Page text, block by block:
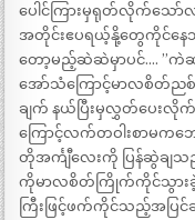
ပေါင်ကြားမှရုတ်လိုက်သေ
အတိုင်းဧပရယ့်နို့တွေကိုင်
တော့မည့်ဆဲဆဲမှာပင်…. ”ကဲ
အော်သံကြောင့်မာလစိတ်ည
ချက် နယ်ပြီးမှလွှတ်ပေး
ကြောင့်လက်တဝါးစာမကဘေ
တိုအင်္ကျီလေးကို ပြန်ဆွဲချသ
ကိုမာလစိတ်ကြိုက်ကိုင်သွားခဲ့
ကြီးဖြင့်ဖက်ကိုင်သည့်အပြင်